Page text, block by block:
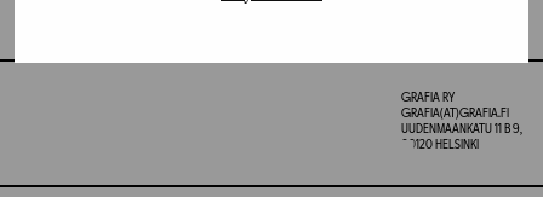
GRAFIA RY
GRAFIA(AT)GRAFIA.FI
UUDENMAANKATU 11 B 9,
00120 HELSINKI